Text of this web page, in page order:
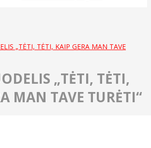
„TĖTI, TĖTI, KAIP GERA MAN TAVE
„TĖTI, TĖTI,
MAN TAVE TURĖTI“